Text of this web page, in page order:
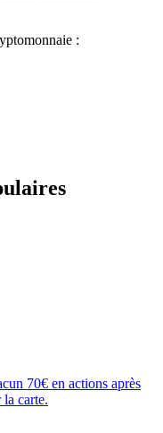
:
70€ en actions après
carte.